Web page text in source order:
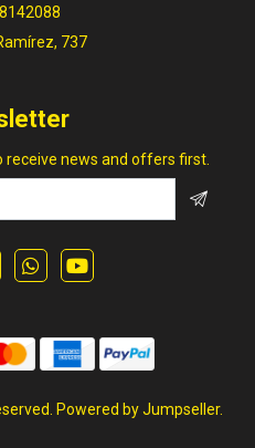
737
receive news and offers first.
Powered by Jumpseller.